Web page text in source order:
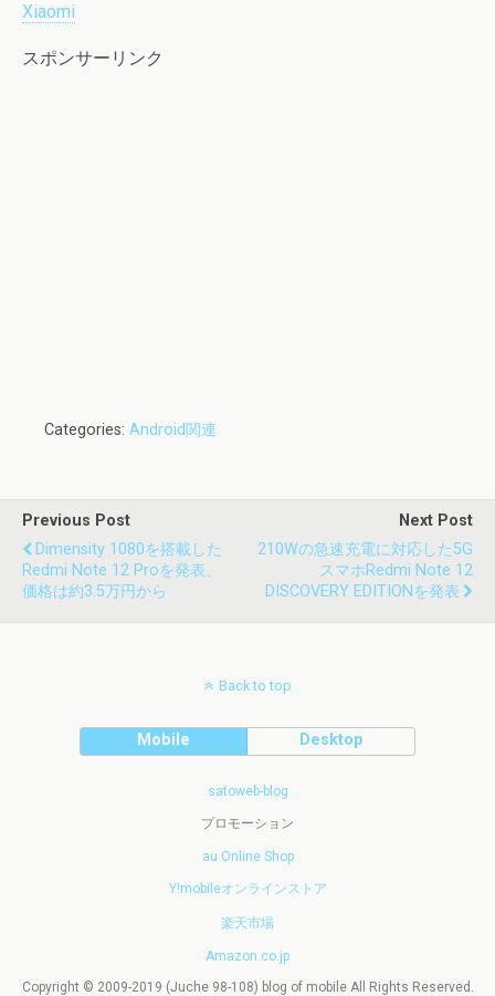
Xiaomi
スポンサーリンク
Categories: Android関連
Previous Post
Dimensity 1080を搭載した
Redmi Note 12 Proを発表、
価格は約3.5万円から
Next Post
210Wの急速充電に対応した5G
スマホRedmi Note 12
DISCOVERY EDITIONを発表
Back to top
Mobile Desktop
satoweb-blog
プロモーション
au Online Shop
Y!mobileオンラインストア
楽天市場
Amazon.co.jp
Copyright © 2009-2019 (Juche 98-108) blog of mobile All Rights Reserved.